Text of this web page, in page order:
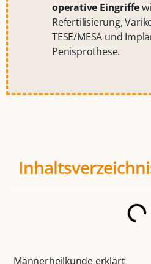
operative Eingriffe
Refertilisierung,
TESE/MESA und
Penisprothese.
Männerheilkunde erklärt